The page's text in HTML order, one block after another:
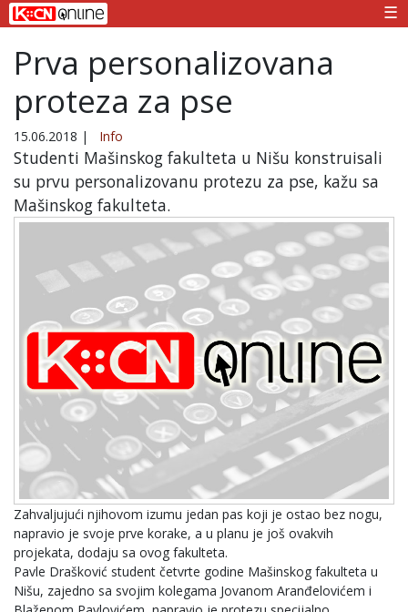
☰
Prva personalizovana
proteza za pse
15.06.2018 | Info
Studenti Mašinskog fakulteta u Nišu konstruisali
su prvu personalizovanu protezu za pse, kažu sa
Mašinskog fakulteta.
Zahvaljujući njihovom izumu jedan pas koji je ostao bez nogu,
napravio je svoje prve korake, a u planu je još ovakvih
projekata, dodaju sa ovog fakulteta.
Pavle Drašković student četvrte godine Mašinskog fakulteta u
Nišu, zajedno sa svojim kolegama Jovanom Aranđelovićem i